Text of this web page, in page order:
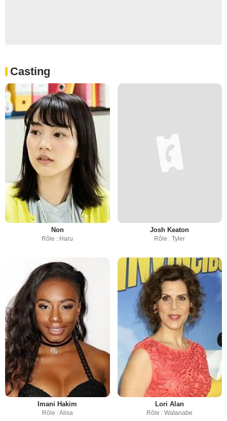
Casting
Non
Rôle : Haru
Josh Keaton
Rôle : Tyler
Imani Hakim
Rôle : Alisa
Lori Alan
Rôle : Watanabe